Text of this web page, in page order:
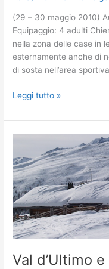
(29 – 30 maggio 2010)
Equipaggio: 4 adulti
nella zona delle case in
esternamente anche di
di sosta nell’area
Chienes
Brunico
in
Leggi tutto »
Val d’Ultimo